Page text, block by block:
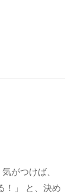
がつけば、
！」 と、決め